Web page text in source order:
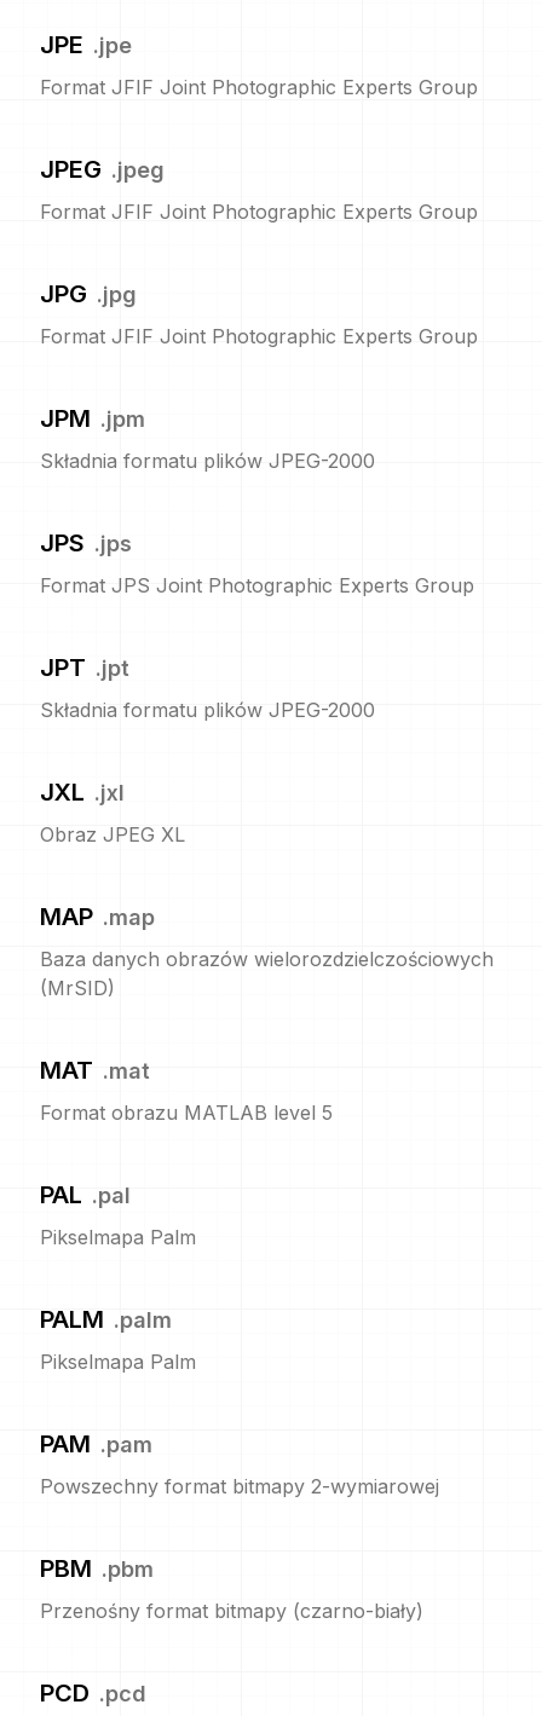
JPE .jpe
Format JFIF Joint Photographic Experts Group
JPEG .jpeg
Format JFIF Joint Photographic Experts Group
JPG .jpg
Format JFIF Joint Photographic Experts Group
JPM .jpm
Składnia formatu plików JPEG-2000
JPS .jps
Format JPS Joint Photographic Experts Group
JPT .jpt
Składnia formatu plików JPEG-2000
JXL .jxl
Obraz JPEG XL
MAP .map
Baza danych obrazów wielorozdzielczościowych
(MrSID)
MAT .mat
Format obrazu MATLAB level 5
PAL .pal
Pikselmapa Palm
PALM .palm
Pikselmapa Palm
PAM .pam
Powszechny format bitmapy 2-wymiarowej
PBM .pbm
Przenośny format bitmapy (czarno-biały)
PCD .pcd